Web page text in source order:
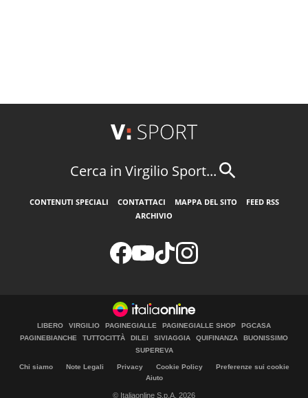
Cerca in Virgilio Sport...
CONTENUTI SPECIALI CONTATTACI MAPPA DEL SITO
FEED RSS
ARCHIVIO
LIBERO VIRGILIO PAGINEGIALLE PAGINEGIALLE SHOP
PGCASA
PAGINEBIANCHE
TUTTOCITTÀ DILEI SIVIAGGIA QUIFINANZA
BUONISSIMO
SUPEREVA
Chi siamo Note Legali Privacy Cookie Policy
Preferenze sui cookie
Aiuto
© Italiaonline S.p.A. 2026